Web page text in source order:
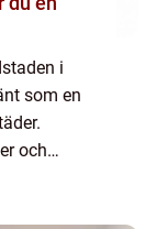
i
som en
och